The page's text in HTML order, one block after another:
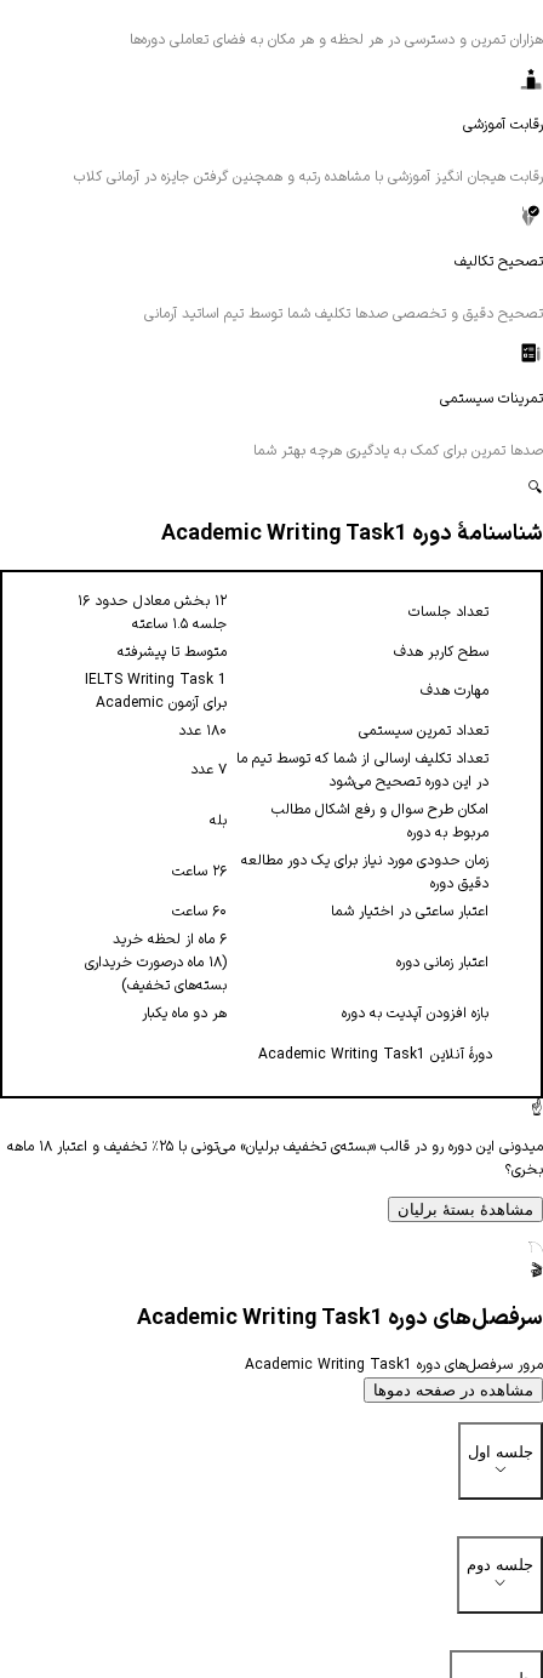
هزاران تمرین و دسترسی در هر لحظه و هر مکان به فضای تعاملی دوره‌ها
رقابت آموزشی
رقابت هیجان انگیز آموزشی با مشاهده رتبه و همچنین گرفتن جایزه در آرمانی کلاب
تصحیح تکالیف
تصحیح دقیق و تخصصی صدها تکلیف شما توسط تیم اساتید آرمانی
تمرینات سیستمی
صدها تمرین برای کمک به یادگیری هرچه بهتر شما
🔍
شناسنامهٔ دوره Academic Writing Task1
تعداد جلسات
جلسه ۱.۵ ساعته
سطح کاربر هدف
متوسط تا پیشرفته
مهارت هدف
برای آزمون Academic
تعداد تمرین سیستمی
۱۸۰ عدد
تعداد تکلیف ارسالی از شما که توسط تیم ما
در این دوره تصحیح می‌شود
۷ عدد
امکان طرح سوال و رفع اشکال مطالب
مربوط به دوره
بله
زمان حدودی مورد نیاز برای یک دور مطالعه
دقیق دوره
۲۶ ساعت
اعتبار ساعتی در اختیار شما
۶۰ ساعت
اعتبار زمانی دوره
(۱۸ ماه درصورت خریداری
بسته‌های تخفیف)
بازه افزودن آپدیت به دوره
هر دو ماه یکبار
دورهٔ آنلاین Academic Writing Task1
☝️
میدونی این دوره رو در قالب «بسته‌ی تخفیف برلیان» می‌تونی با ۲۵٪ تخفیف و اعتبار ۱۸ ماهه
بخری؟
مشاهدهٔ بستهٔ برلیان
🎬
سرفصل‌های دوره Academic Writing Task1
مرور سرفصل‌های دوره Academic Writing Task1
مشاهده در صفحه دموها
جلسه اول
جلسه دوم